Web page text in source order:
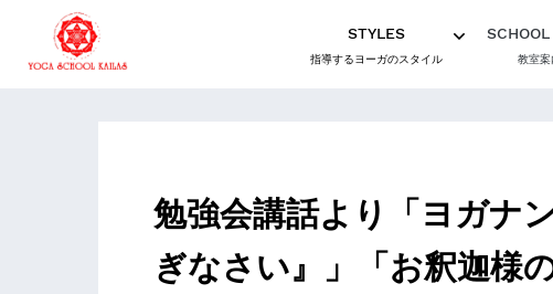
STYLES
指導するヨーガのスタイル 教室案
勉強会講話より「ヨガナ
ぎなさい』」「お釈迦様